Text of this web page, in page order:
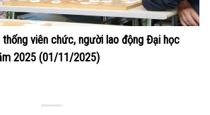
viên chức, người lao động Đại học
2025 (01/11/2025)